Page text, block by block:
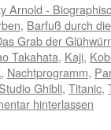
Arnold -
, Barfuß durch
Grab der
Takahata, Kaji,
, Nachtprogramm,
Studio Ghibli, Titanic,
hinterlassen